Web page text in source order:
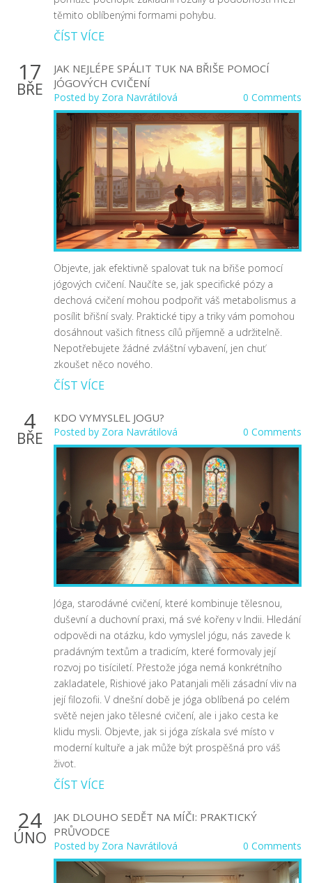
těmito oblíbenými formami pohybu.
ČÍST VÍCE
17
BŘE
JAK NEJLÉPE SPÁLIT TUK NA BŘIŠE POMOCÍ
JÓGOVÝCH CVIČENÍ
Posted by Zora Navrátilová 0 Comments
Objevte, jak efektivně spalovat tuk na břiše pomocí
jógových cvičení. Naučíte se, jak specifické pózy a
dechová cvičení mohou podpořit váš metabolismus a
posílit břišní svaly. Praktické tipy a triky vám pomohou
dosáhnout vašich fitness cílů příjemně a udržitelně.
Nepotřebujete žádné zvláštní vybavení, jen chuť
zkoušet něco nového.
ČÍST VÍCE
4
BŘE
KDO VYMYSLEL JOGU?
Posted by Zora Navrátilová 0 Comments
Jóga, starodávné cvičení, které kombinuje tělesnou,
duševní a duchovní praxi, má své kořeny v Indii. Hledání
odpovědi na otázku, kdo vymyslel jógu, nás zavede k
pradávným textům a tradicím, které formovaly její
rozvoj po tisíciletí. Přestože jóga nemá konkrétního
zakladatele, Rishiové jako Patanjali měli zásadní vliv na
její filozofii. V dnešní době je jóga oblíbená po celém
světě nejen jako tělesné cvičení, ale i jako cesta ke
klidu mysli. Objevte, jak si jóga získala své místo v
moderní kultuře a jak může být prospěšná pro váš
život.
ČÍST VÍCE
24
ÚNO
JAK DLOUHO SEDĚT NA MÍČI: PRAKTICKÝ
PRŮVODCE
Posted by Zora Navrátilová 0 Comments